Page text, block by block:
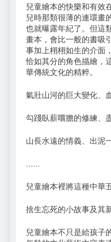
兒童繪本的快樂和有效
兒時那類很薄的連環畫
也就曝露年紀了。但這
畫本，會比一般的書吸
事加上栩栩如生的介面
恰如其分的角色描繪，
華傳統文化的精粹。
氣壯山河的巨大變化、
勾踐臥薪嚐膽的修練、
山長水遠的情義、出泥
……
兒童繪本裡將這種中華
捨生忘死的小故事及其
兒童繪本不只是給孩子